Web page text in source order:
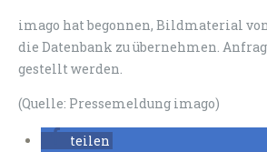
imago hat begonnen, Bildmaterial
die Datenbank zu übernehmen.
gestellt werden.
(Quelle: Pressemeldung imago)
teilen